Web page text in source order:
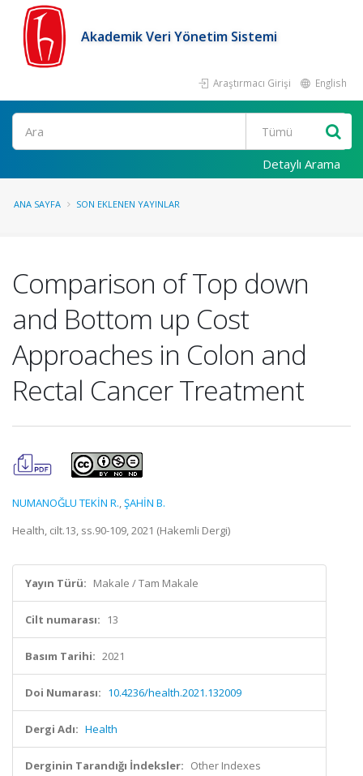
Akademik Veri Yönetim Sistemi
Araştırmacı Girişi English
Ara
Detaylı Arama
ANA SAYFA SON EKLENEN YAYINLAR
Comparison of Top down
and Bottom up Cost
Approaches in Colon and
Rectal Cancer Treatment
NUMANOĞLU TEKİN R.,ŞAHİN B.
Health, cilt.13, ss.90-109, 2021 (Hakemli Dergi)
Yayın Türü: Makale / Tam Makale
Cilt numarası: 13
Basım Tarihi: 2021
Doi Numarası: 10.4236/health.2021.132009
Dergi Adı: Health
Derginin Tarandığı İndeksler: Other Indexes